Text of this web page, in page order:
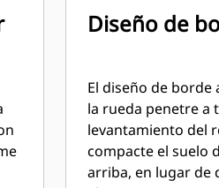
Diseño de
El diseño de
la rueda penetre a
levantamiento del
compacte el suelo
arriba, en lugar de